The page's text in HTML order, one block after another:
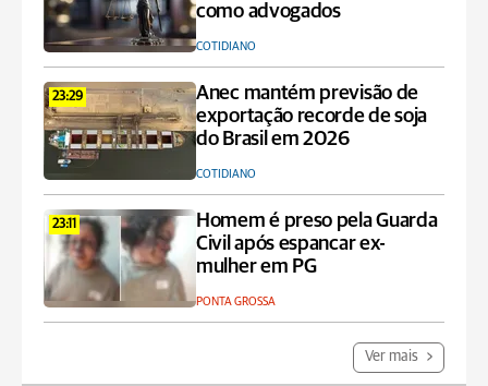
como advogados
COTIDIANO
23:29
Anec mantém previsão de
exportação recorde de soja
do Brasil em 2026
COTIDIANO
23:11
Homem é preso pela Guarda
Civil após espancar ex-
mulher em PG
PONTA GROSSA
Ver mais